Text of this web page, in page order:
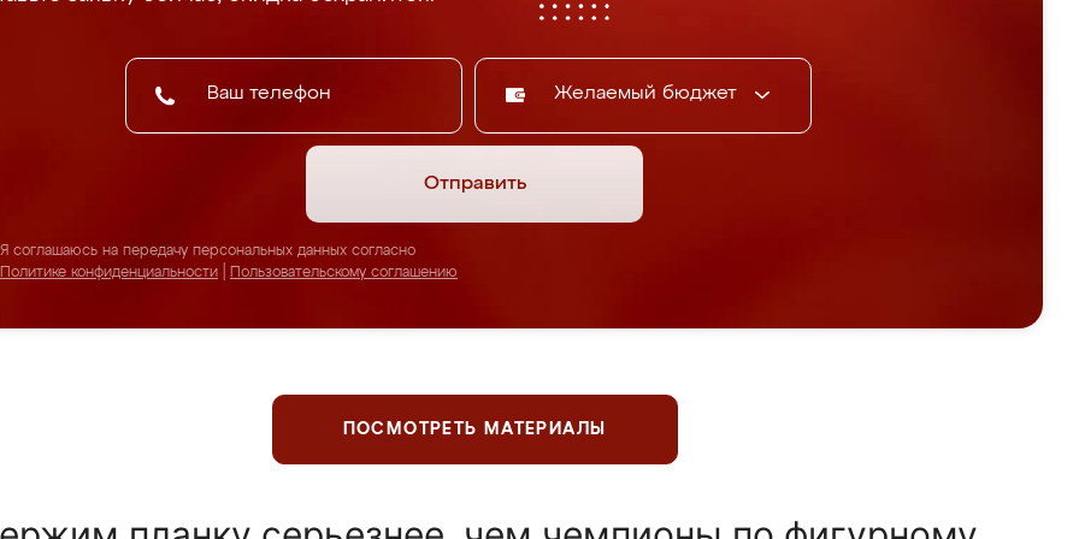
Желаемый бюджет
Отправить
Я соглашаюсь на передачу персональных данных согласно
Политике конфиденциальности
Пользовательскому соглашению
ПОСМОТРЕТЬ МАТЕРИАЛЫ